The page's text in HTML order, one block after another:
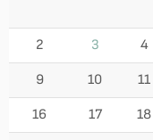
2 3 4
9 10 11
16 17 18